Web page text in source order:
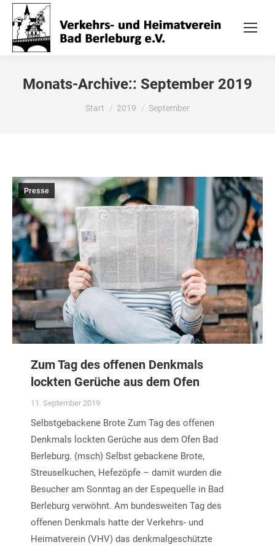
Monats-Archive:: September 2019
Sie befinden sich hier:
Start 2019 September
Presse
Zum Tag des offenen Denkmals
lockten Gerüche aus dem Ofen
11. September 2019
Selbstgebackene Brote Zum Tag des offenen
Denkmals lockten Gerüche aus dem Ofen Bad
Berleburg. (msch) Selbst gebackene Brote,
Streuselkuchen, Hefezöpfe – damit wurden die
Besucher am Sonntag an der Espequelle in Bad
Berleburg verwöhnt. Am bundesweiten Tag des
offenen Denkmals hatte der Verkehrs- und
Heimatverein (VHV) das denkmalgeschützte